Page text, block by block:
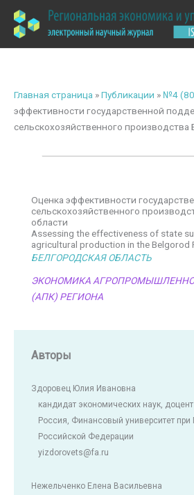
содержимому
Главная страница »Публикации » №4
эффективности государственной
сельскохозяйственного производства
Оценка эффективности
сельскохозяйственного
области
Assessing the effectiveness of state
agricultural production in the Belgorod
БЕЛГОРОДСКАЯ ОБЛАСТЬ
ЭКОНОМИКА
(АПК) РЕГИОНА
Авторы
Здоровец Юлия Ивановна
кандидат экономических наук, доцент
Россия, Финансовый университет при
Российской Федерации
yizdorovets@fa.ru
Нежельченко Елена Васильевна